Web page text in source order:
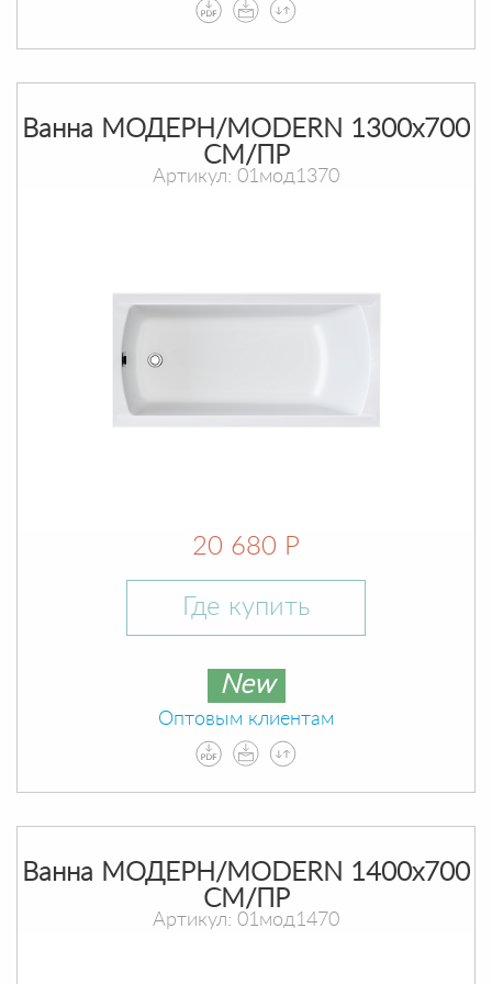
Ванна МОДЕРН/MODERN 1300х700
СМ/ПР
Артикул: 01мод1370
20 680 Р
Где купить
New
Оптовым клиентам
Ванна МОДЕРН/MODERN 1400х700
СМ/ПР
Артикул: 01мод1470